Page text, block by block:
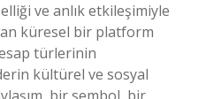
ve anlık etkileşimiyle
küresel bir platform
türlerinin
kültürel ve sosyal